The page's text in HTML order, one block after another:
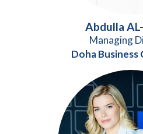
Abdulla
Managing
Doha